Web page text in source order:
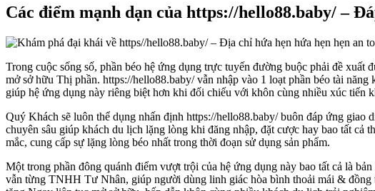
Các điểm mạnh dạn của https://hello88.baby/ –
Trong cuộc sống số, phần béo hệ ứng dụng trực tuyến đường buộc phải đề
mở sở hữu Thị phần. https://hello88.baby/ vẫn nhập vào 1 loạt phần béo tài
giúp hệ ứng dụng này riêng biệt hơn khi đối chiếu với khôn cùng nhiều xúc tiến
Quý Khách sẽ luôn thể dụng nhấn định https://hello88.baby/ buôn đáp ứng
chuyên sâu giúp khách du lịch lặng lòng khi đăng nhập, đặt cược hay bao tất cả
mắc, cung cấp sự lặng lòng béo nhất trong thời đoạn sử dụng sản phẩm.
Một trong phần đông quánh điểm vượt trội của hệ ứng dụng này bao tất cả là
vẫn từng TNHH Tư Nhân, giúp người dùng linh giác hòa bình thoải mái & đồng